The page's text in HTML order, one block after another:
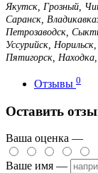
Якутск, Грозный,
Саранск,
Петрозаводск,
Уссурийск,
Пятигорск, Находка,
Отзывы 0
Оставить
Ваша оценка —
Ваше имя —